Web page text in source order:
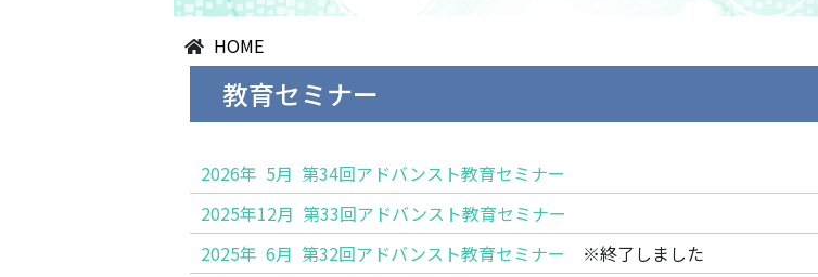
HOME
教育セミナー
2026年 5月 第34回アドバンスト教育セミナー
2025年12月 第33回アドバンスト教育セミナー
2025年 6月 第32回アドバンスト教育セミナー ※終了しました